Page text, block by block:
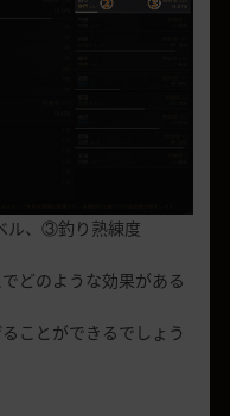
、③釣り熟練度
どのような効果がある
ことができるでしょう